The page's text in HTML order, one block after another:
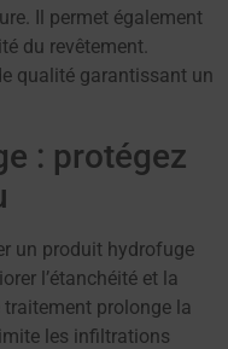
Il permet également
du revêtement.
qualité garantissant un
: protégez
un produit hydrofuge
l’étanchéité et la
prolonge la
les infiltrations